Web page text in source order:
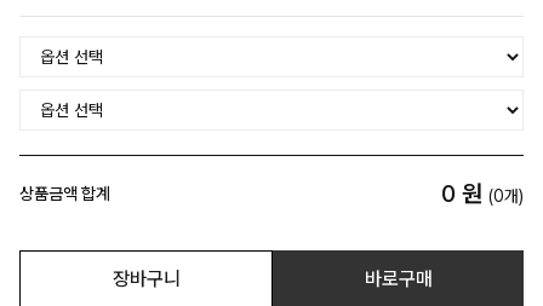
상품금액 합계 0 원 (0개)
장바구니 바로구매